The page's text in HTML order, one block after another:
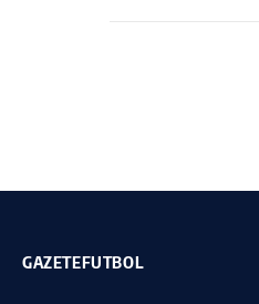
GAZETEFUTBOL